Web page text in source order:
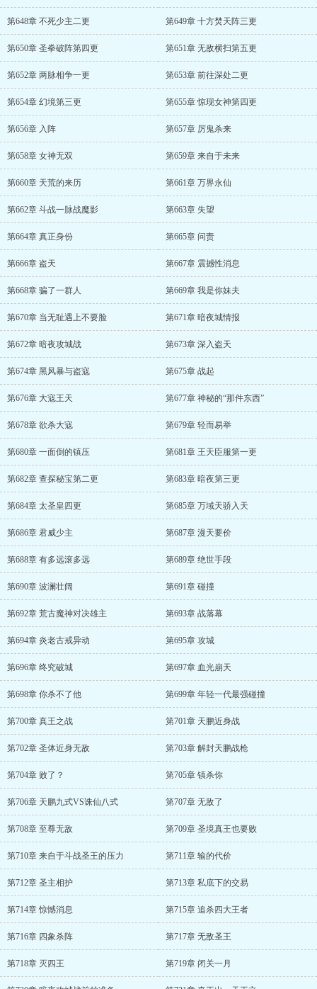
第648章 不死少主二更 第649章 十方焚天阵三更
第650章 圣拳破阵第四更 第651章 无敌横扫第五更
第652章 两脉相争一更 第653章 前往深处二更
第654章 幻境第三更 第655章 惊现女神第四更
第656章 入阵 第657章 厉鬼杀来
第658章 女神无双 第659章 来自于未来
第660章 天荒的来历 第661章 万界永仙
第662章 斗战一脉战魔影 第663章 失望
第664章 真正身份 第665章 问责
第666章 盗天 第667章 震撼性消息
第668章 骗了一群人 第669章 我是你妹夫
第670章 当无耻遇上不要脸 第671章 暗夜城情报
第672章 暗夜攻城战 第673章 深入盗天
第674章 黑风暴与盗寇 第675章 战起
第676章 大寇王天 第677章 神秘的“那件东西”
第678章 欲杀大寇 第679章 轻而易举
第680章 一面倒的镇压 第681章 王天臣服第一更
第682章 查探秘宝第二更 第683章 暗夜第三更
第684章 太圣皇四更 第685章 万域天骄入天
第686章 君威少主 第687章 漫天要价
第688章 有多远滚多远 第689章 绝世手段
第690章 波澜壮阔 第691章 碰撞
第692章 荒古魔神对决雄主 第693章 战落幕
第694章 炎老古戒异动 第695章 攻城
第696章 终究破城 第697章 血光崩天
第698章 你杀不了他 第699章 年轻一代最强碰撞
第700章 真王之战 第701章 天鹏近身战
第702章 圣体近身无敌 第703章 解封天鹏战枪
第704章 败了？ 第705章 镇杀你
第706章 天鹏九式VS诛仙八式 第707章 无敌了
第708章 至尊无敌 第709章 圣境真王也要败
第710章 来自于斗战圣王的压力 第711章 输的代价
第712章 圣主相护 第713章 私底下的交易
第714章 惊憾消息 第715章 追杀四大王者
第716章 四象杀阵 第717章 无敌圣王
第718章 灭四王 第719章 闭关一月